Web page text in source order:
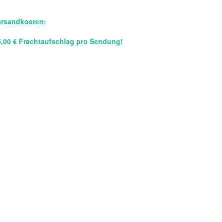
€ Frachtaufschlag pro Sendung!